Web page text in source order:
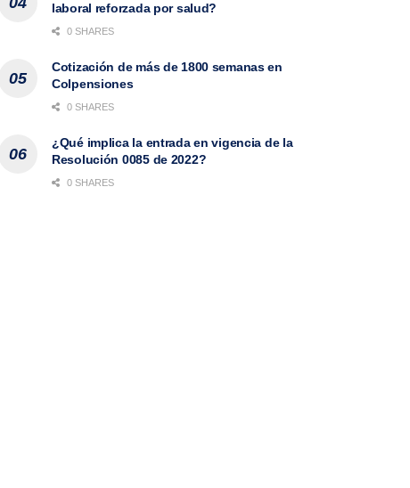
laboral reforzada por salud?
0 SHARES
Cotización de más de 1800 semanas en
Colpensiones
0 SHARES
¿Qué implica la entrada en vigencia de la
Resolución 0085 de 2022?
0 SHARES